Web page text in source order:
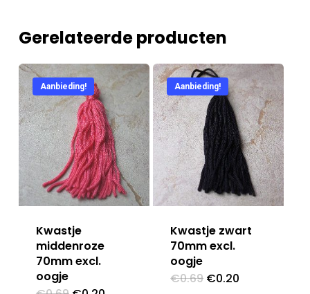
Gerelateerde producten
Aanbieding!
Kwastje
middenroze
70mm excl.
oogje
Aanbieding!
Kwastje zwart
70mm excl.
oogje
€0.69 Oorspronkelijke
€0.20